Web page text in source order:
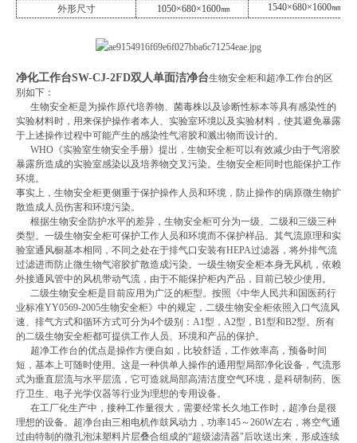
外形尺寸
1050×680×1600㎜ 1540×680×1600㎜
净化工作台SW-CJ-2FD双人单面洁净台生物安全柜和超净工作台的区
别如下：
生物安全柜是为操作原代培养物、菌毒株以及诊断性标本等具有感染性的
实验材料时，用来保护操作者本人、实验室环境以及实验材料，使其避免暴露
于上述操作过程中可能产生的感染性气溶胶和溅出物而设计的。
WHO《实验室生物安全手册》提出，生物安全柜可以有效减少由于气溶胶
暴露所造成的实验室感染以及培养物交叉污染。生物安全柜同时也能保护工作
环境。
事实上，生物安全柜更侧重于保护操作人员和环境，防止操作的病原微生物扩
散造成人员伤害和环境污染。
根据生物安全防护水平的差异，生物安全柜可分为一级、二级和三级三种
类型。一级生物安全柜可保护工作人员和环境而不保护样品。其气流原理和实
验室通风橱基本相同，不同之处在于排气口安装有HEPA过滤器，将外排气流
过滤进而防止微生物气溶胶扩散造成污染。一级生物安全柜本身无风机，依赖
外接通风管中的风机带动气流，由于不能保护柜内产品，目前已较少使用。
二级生物安全柜是目前应用为广泛的柜型。按照《中华人民共和国医药行
业标准YY0569-2005生物安全柜》中的规定，二级生物安全柜依照入口气流风
速、排气方式和循环方式可分为4个级别：A1型，A2型，B1型和B2型。所有
的二级生物安全柜都可提供工作人员、环境和产品的保护。
超净工作台的优点是操作方便自如，比较舒适，工作效率高，预备时间
短，基本上可随时使用。这是一种供单人操作的通用型局部净化设备，气流形
式为垂直层流与水平层流，它可造就局部高清洁度空气环境，是科研制药、医
疗卫生、电子光学仪器等行业为理想的专用设备。
在工厂化生产中，接种工作量很大，需要经常长久地工作时，超净台是很
理想的设备。超净台由三相电机作鼓风动力，功率145～260W左右，将空气通
过由特制的微孔泡沫塑料片层叠合组成的“超级滤清器"后吹送出来，形成连续